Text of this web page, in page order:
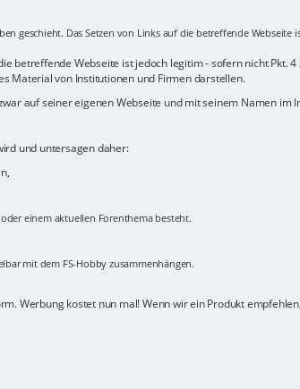
geschieht. Das Setzen von Links auf die betreffende Webseite
betreffende Webseite ist jedoch legitim - sofern nicht Pkt.
Material von Institutionen und Firmen darstellen.
auf seiner eigenen Webseite und mit seinem Namen im
und untersagen daher:
einem aktuellen Forenthema besteht.
mit dem FS-Hobby zusammenhängen.
Werbung kostet nun mal! Wenn wir ein Produkt